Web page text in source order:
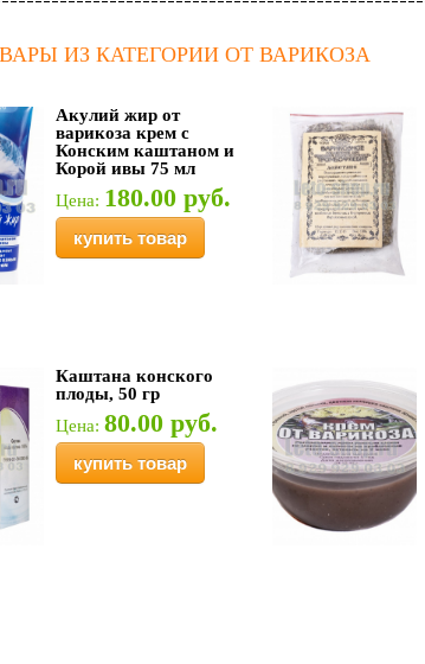
ИЗ КАТЕГОРИИ ОТ ВАРИКОЗА
Акулий жир от
варикоза крем с
Конским каштаном и
Корой ивы 75 мл
Цена: 180.00 руб.
купить товар
Каштана конского
плоды, 50 гр
Цена: 80.00 руб.
купить товар